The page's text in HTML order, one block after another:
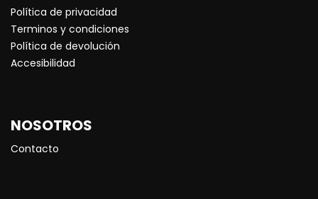
Política de privacidad
Terminos y condiciones
Política de devolución
Accesibilidad
NOSOTROS
Contacto